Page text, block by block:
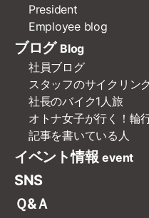
President
Employee blog
ブログ Blog
社員ブログ
スタッフのサイクリン
社長のバイク1人旅
オトナ女子が行く！輪
記事を書いている人
イベント情報 event
SNS
Ｑ&Ａ